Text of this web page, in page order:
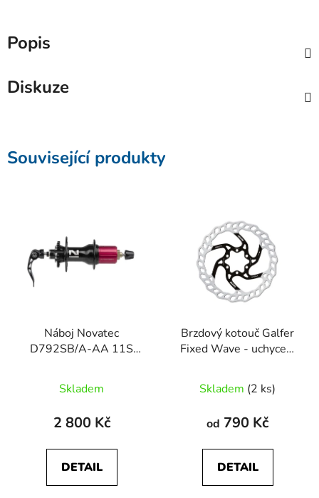
Popis
Diskuze
Související produkty
Náboj Novatec
D792SB/A-AA 11S
Skladem
2 800 Kč
DETAIL
Brzdový kotouč Galfer
Fixed Wave - uchycení
Skladem (2 ks)
od 790 Kč
DETAIL